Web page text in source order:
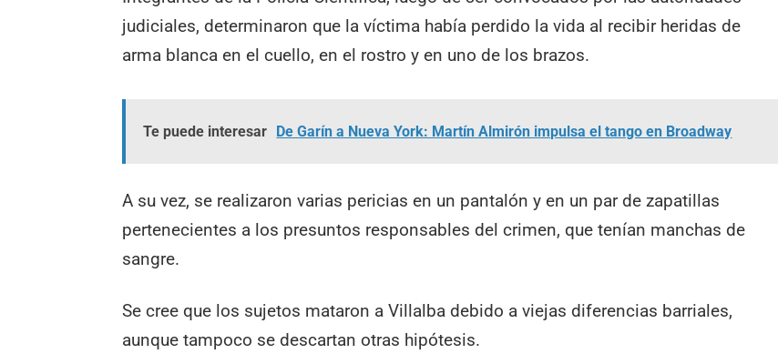
judiciales, determinaron que la víctima había perdido la vida al recibir heridas de
arma blanca en el cuello, en el rostro y en uno de los brazos.
Te puede interesar De Garín a Nueva York: Martín Almirón impulsa el tango en Broadway
A su vez, se realizaron varias pericias en un pantalón y en un par de zapatillas
pertenecientes a los presuntos responsables del crimen, que tenían manchas de
sangre.
Se cree que los sujetos mataron a Villalba debido a viejas diferencias barriales,
aunque tampoco se descartan otras hipótesis.